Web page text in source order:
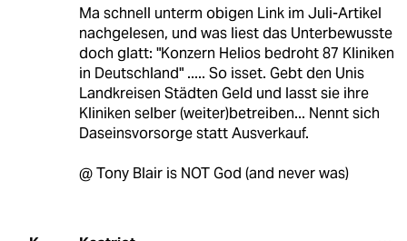
Ma schnell unterm obigen Link im Juli-Artikel
nachgelesen, und was liest das Unterbewusste
doch glatt: "Konzern Helios bedroht 87 Kliniken
in Deutschland" ..... So isset. Gebt den Unis
Landkreisen Städten Geld und lasst sie ihre
Kliniken selber (weiter)betreiben... Nennt sich
Daseinsvorsorge statt Ausverkauf.
@ Tony Blair is NOT God (and never was)